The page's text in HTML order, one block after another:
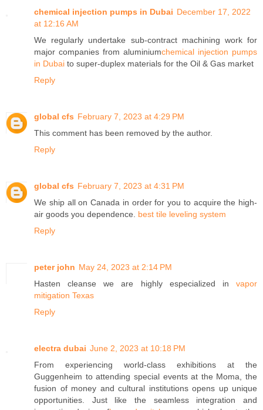
chemical injection pumps in Dubai December 17, 2022
at 12:16 AM
We regularly undertake sub-contract machining work for
major companies from aluminiumchemical injection pumps
in Dubai to super-duplex materials for the Oil & Gas market
Reply
global cfs February 7, 2023 at 4:29 PM
This comment has been removed by the author.
Reply
global cfs February 7, 2023 at 4:31 PM
We ship all on Canada in order for you to acquire the high-
air goods you dependence. best tile leveling system
Reply
peter john May 24, 2023 at 2:14 PM
Hasten cleanse we are highly especialized in vapor
mitigation Texas
Reply
electra dubai June 2, 2023 at 10:18 PM
From experiencing world-class exhibitions at the
Guggenheim to attending special events at the Moma, the
fusion of money and cultural institutions opens up unique
opportunities. Just like the seamless integration and